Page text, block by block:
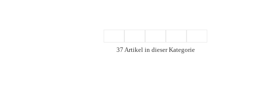
37 Artikel in dieser Kategorie